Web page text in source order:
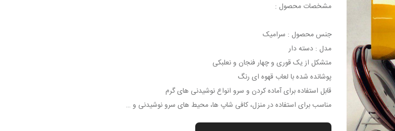
مشخصات محصول :
جنس محصول : سرامیک
مدل : دسته دار
متشکل از یک قوری و چهار فنجان و نعلبکی
پوشانده شده با لعاب قهوه ای رنگ
قابل استفاده برای آماده کردن و سرو انواع نوشیدنی های گرم
مناسب برای استفاده در منزل، کافی شاپ ها، محیط های سرو نوشیدنی و …